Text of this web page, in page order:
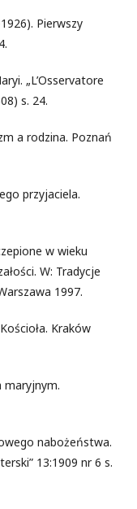
Pierwszy
„L’Osservatore
s. 24.
a rodzina. Poznań
przyjaciela.
w wieku
W: Tradycje
1997.
Kraków
maryjnym.
nabożeństwa.
13:1909 nr 6 s.